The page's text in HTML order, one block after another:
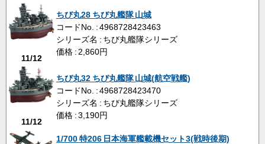
11/12
ちび丸28 ちび丸艦隊 山城
コードNo. : 4968728423463
シリーズ名 : ちび丸艦隊シリーズ
価格 : 2,860円
11/12
ちび丸32 ちび丸艦隊 山城(航空戦艦)
コードNo. : 4968728423470
シリーズ名 : ちび丸艦隊シリーズ
価格 : 3,190円
1/700 特206 日本海軍艦載機セット3(戦時後期)